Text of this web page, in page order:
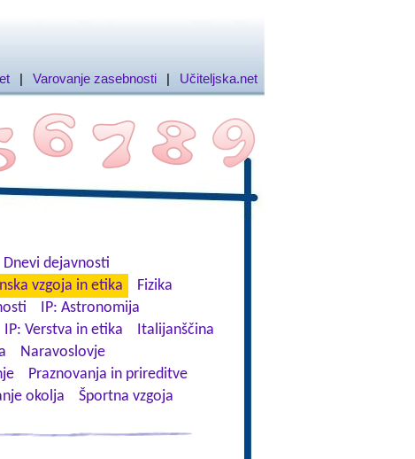
| Varovanje zasebnosti | Učiteljska.net
Dnevi dejavnosti
vzgoja in etika
Fizika
IP: Astronomija
IP: Verstva in etika
Italijanščina
Naravoslovje
Praznovanja in prireditve
okolja
Športna vzgoja